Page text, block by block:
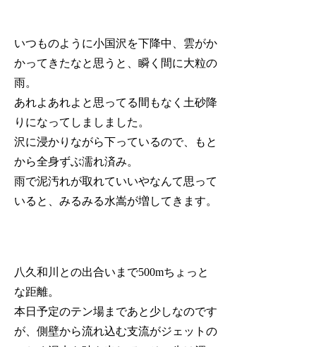
いつものように小国沢を下降中、雲がか
かってきたなと思うと、瞬く間に大粒の
雨。
あれよあれよと思ってる間もなく土砂降
りになってしましました。
沢に浸かりながら下っているので、もと
から全身ずぶ濡れ済み。
雨で泥汚れが取れていいやなんて思って
いると、みるみる水嵩が増してきます。
八久和川との出合いまで500mちょっと
な距離。
本日予定のテン場まであと少しなのです
が、側壁から流れ込む支流がジェットの